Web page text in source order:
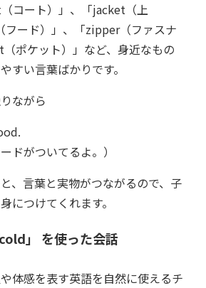
コート）」、「jacket（上
フード）」、「zipper（ファスナ
ポケット）」など、身近なもの
すい言葉ばかりです。
ながら
ドがついてるよ。）
、言葉と実物がつながるので、子
につけてくれます。
」 を使った会話
体感を表す英語を自然に使えるチ